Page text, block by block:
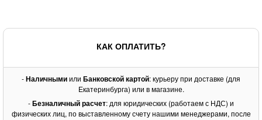
КАК ОПЛАТИТЬ?
-Наличнымиили Банковской картой: курьеру при доставке (для
Екатеринбурга) или в магазине.
-Безналичный расчет: для юридических (работаем с НДС) и
физических лиц, по выставленному счету нашими менеджерами, после